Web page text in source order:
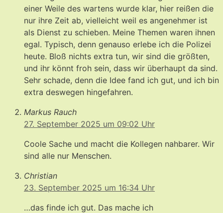
einer Weile des wartens wurde klar, hier reißen die
nur ihre Zeit ab, vielleicht weil es angenehmer ist
als Dienst zu schieben. Meine Themen waren ihnen
egal. Typisch, denn genauso erlebe ich die Polizei
heute. Bloß nichts extra tun, wir sind die größten,
und ihr könnt froh sein, dass wir überhaupt da sind.
Sehr schade, denn die Idee fand ich gut, und ich bin
extra deswegen hingefahren.
Markus Rauch
27. September 2025 um 09:02 Uhr
Coole Sache und macht die Kollegen nahbarer. Wir
sind alle nur Menschen.
Christian
23. September 2025 um 16:34 Uhr
…das finde ich gut. Das mache ich